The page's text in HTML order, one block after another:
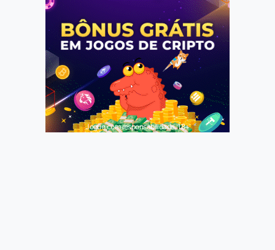
Jogue com responsabilidade. 18+